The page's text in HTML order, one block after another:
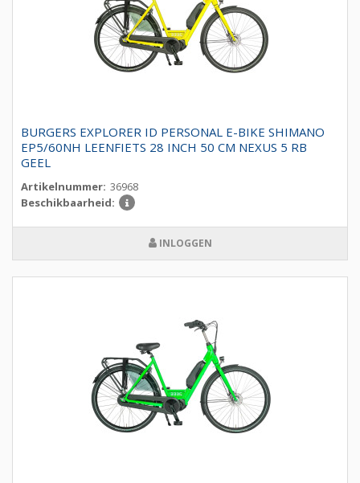
BURGERS EXPLORER ID PERSONAL E-BIKE SHIMANO
EP5/60NH LEENFIETS 28 INCH 50 CM NEXUS 5 RB
GEEL
Artikelnummer: 36968
Beschikbaarheid:
INLOGGEN